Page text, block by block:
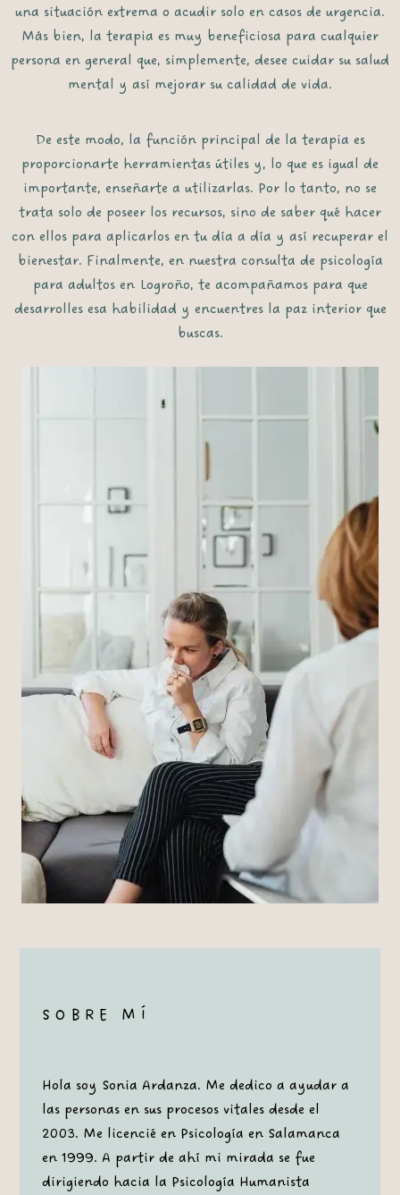
una situación extrema o acudir solo en casos de urgencia.
Más bien, la terapia es muy beneficiosa para cualquier
persona en general que, simplemente, desee cuidar su salud
mental y así mejorar su calidad de vida.
De este modo, la función principal de la terapia es
proporcionarte herramientas útiles y, lo que es igual de
importante, enseñarte a utilizarlas. Por lo tanto, no se
trata solo de poseer los recursos, sino de saber qué hacer
con ellos para aplicarlos en tu día a día y así recuperar el
bienestar. Finalmente, en nuestra consulta de psicología
para adultos en Logroño, te acompañamos para que
desarrolles esa habilidad y encuentres la paz interior que
buscas.
SOBRE MÍ
Hola soy Sonia Ardanza. Me dedico a ayudar a
las personas en sus procesos vitales desde el
2003. Me licencié en Psicología en Salamanca
en 1999. A partir de ahí mi mirada se fue
dirigiendo hacia la Psicología Humanista